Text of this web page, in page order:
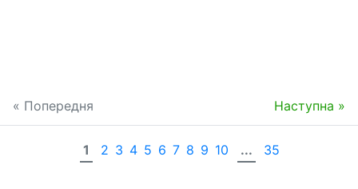
« Попередня Наступна »
1 2 3 4 5 6 7 8 9 10 ... 35